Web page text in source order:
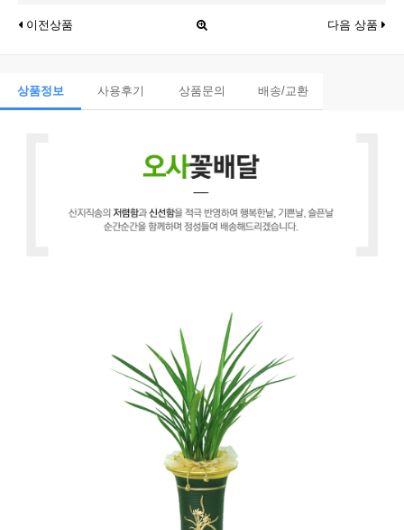
이전상품 다음 상품
상품정보 사용후기 상품문의 배송/교환